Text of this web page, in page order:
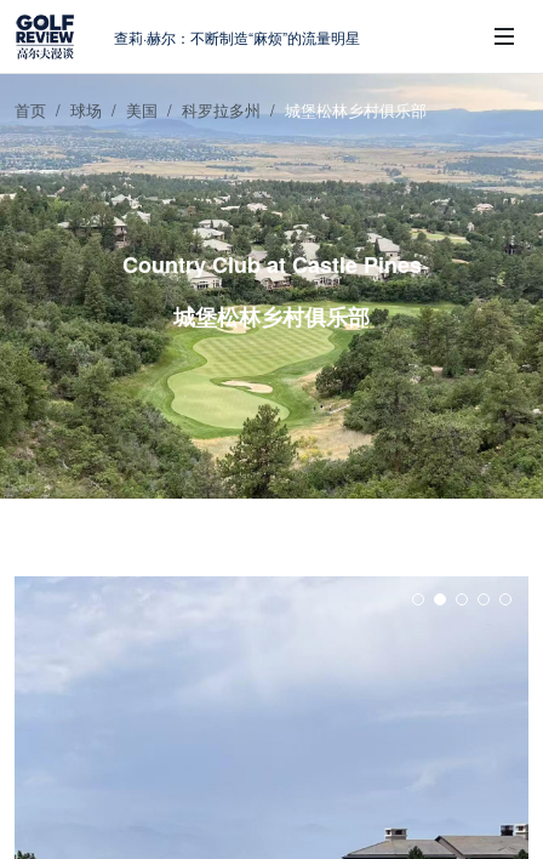
查莉·赫尔：不断制造“麻烦”的流量明星
大满贯球场设置的演变和期许
AIG英国女子公开赛，一场大满贯的50年
蜕变
避暑北海道：原始森林中挥杆，美食与清
风作伴
Menu
首页 球场 美国 科罗拉多州 城堡松林乡村俱乐部
Country Club at Castle Pines
城堡松林乡村俱乐部